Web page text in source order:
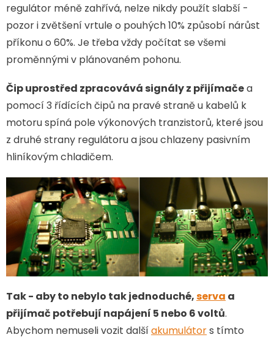
regulátor méně zahřívá, nelze nikdy použít slabší -
pozor i zvětšení vrtule o pouhých 10% způsobí nárůst
příkonu o 60%. Je třeba vždy počítat se všemi
proměnnými v plánovaném pohonu.
Čip uprostřed zpracovává signály z přijímačea
pomocí 3 řídících čipů na pravé straně u kabelů k
motoru spíná pole výkonových tranzistorů, které jsou
z druhé strany regulátoru a jsou chlazeny pasivním
hliníkovým chladičem.
Tak - aby to nebylo tak jednoduché,serva a
přijímač potřebují napájení 5 nebo 6 voltů.
Abychom nemuseli vozit dalšíakumulátors tímto